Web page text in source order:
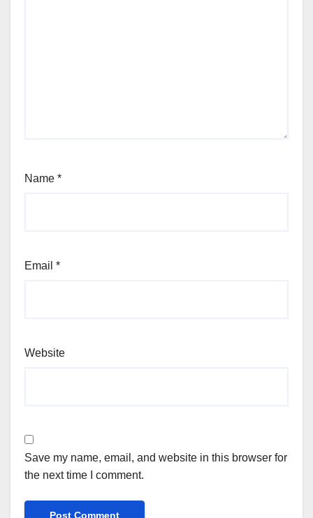
Name *
Email *
Website
Save my name, email, and website in this browser for
the next time I comment.